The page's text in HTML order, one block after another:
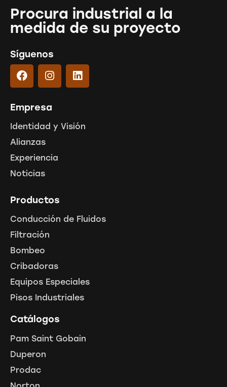
Procura industrial a la
medida de su proyecto
Síguenos
Empresa
Identidad y Visión
Alianzas
Experiencia
Noticias
Productos
Conducción de Fluidos
Filtración
Bombeo
Cribadoras
Equipos Especiales
Pisos Industriales
Catálogos
Pam Saint Gobain
Duperon
Prodac